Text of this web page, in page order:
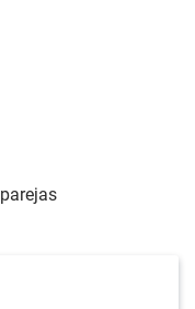
parejas